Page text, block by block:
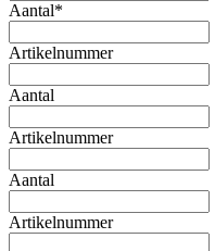
Aantal*
Artikelnummer
Aantal
Artikelnummer
Aantal
Artikelnummer